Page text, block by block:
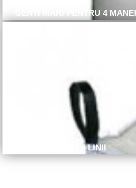
GENTI MARI PENTRU 4
GENTI MARI CU 4 LINII